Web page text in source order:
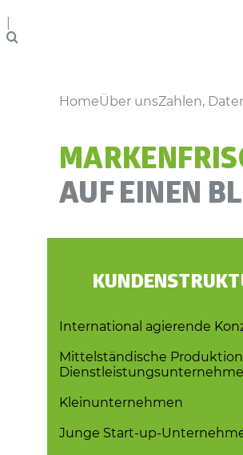
HomeÜber unsZahlen,
AUF EINEN
International agierende
Mittelständische
Kleinunternehmen
Junge Start-up-